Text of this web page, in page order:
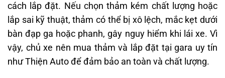
cách lắp đặt. Nếu chọn thảm kém chất lượng hoặc
lắp sai kỹ thuật, thảm có thể bị xô lệch, mắc kẹt dưới
bàn đạp ga hoặc phanh, gây nguy hiểm khi lái xe. Vì
vậy, chủ xe nên mua thảm và lắp đặt tại gara uy tín
như Thiện Auto để đảm bảo an toàn và chất lượng.